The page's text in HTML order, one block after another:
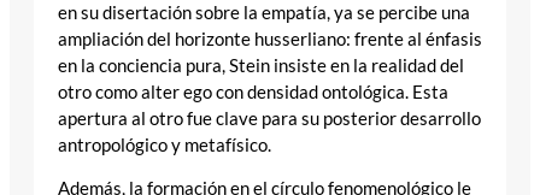
en su disertación sobre la empatía, ya se percibe una
ampliación del horizonte husserliano: frente al énfasis
en la conciencia pura, Stein insiste en la realidad del
otro como alter ego con densidad ontológica. Esta
apertura al otro fue clave para su posterior desarrollo
antropológico y metafísico.
Además, la formación en el círculo fenomenológico le